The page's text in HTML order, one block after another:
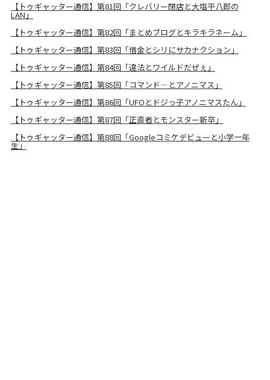
【トゥギャッター通信】第81回「クレバリー閉店と大塩平八郎の
LAN」
【トゥギャッター通信】第82回「まとめブログとキラキラネーム」
【トゥギャッター通信】第83回「借金とシリにサカナクション」
【トゥギャッター通信】第84回「違法とワイルドだぜぇ」
【トゥギャッター通信】第85回「コマンド―とアノニマス」
【トゥギャッター通信】第86回「UFOとドジっ子アノニマスたん」
【トゥギャッター通信】第87回「正直者とモンスター新卒」
【トゥギャッター通信】第88回「Googleコミケデビューと小学一年
生」